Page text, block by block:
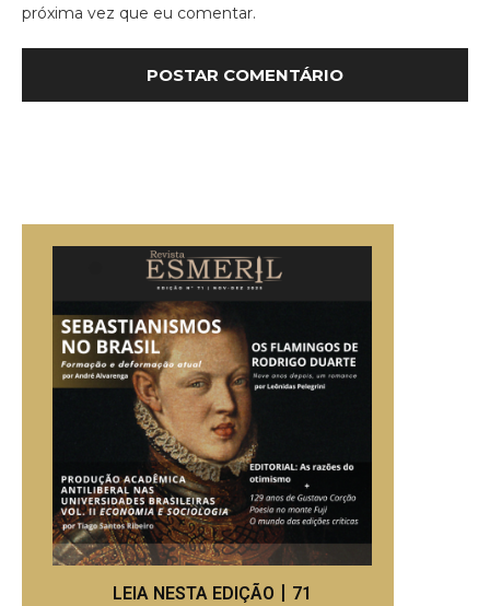
próxima vez que eu comentar.
LEIA NESTA EDIÇÃO丨71